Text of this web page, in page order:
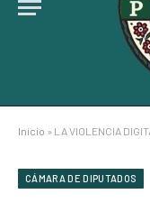
Inicio » LA VIOLENCIA
CÁMARA DE DIPUTADOS